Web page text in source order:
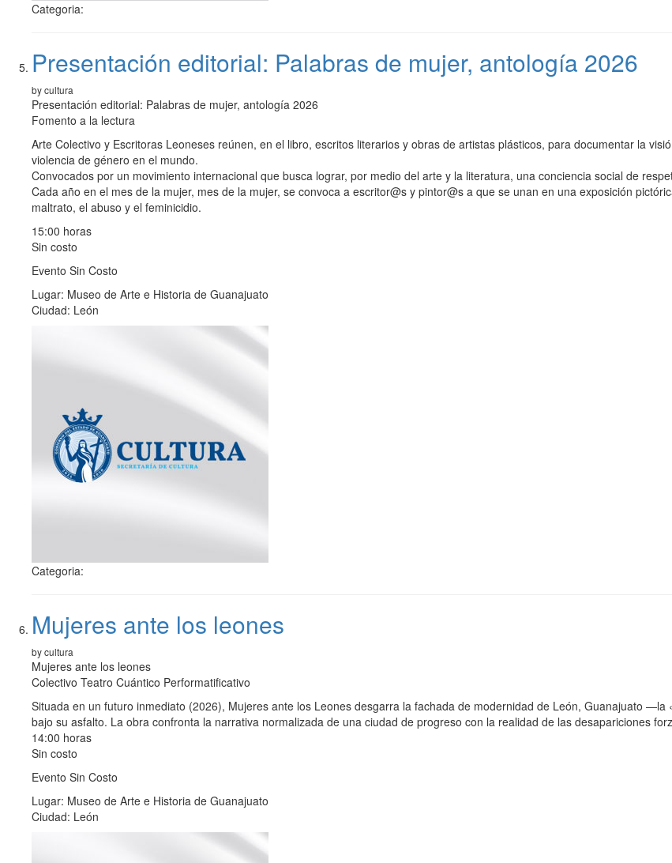
Categoria:
Presentación editorial: Palabras de mujer, antología 2026
by cultura
Presentación editorial: Palabras de mujer, antología 2026
Fomento a la lectura
Arte Colectivo y Escritoras Leoneses reúnen, en el libro, escritos literarios y obras de artistas plásticos, para documentar la
violencia de género en el mundo.
Convocados por un movimiento internacional que busca lograr, por medio del arte y la literatura, una conciencia social de
Cada año en el mes de la mujer, mes de la mujer, se convoca a escritor@s y pintor@s a que se unan en una exposición
maltrato, el abuso y el feminicidio.
15:00 horas
Sin costo
Evento Sin Costo
Lugar: Museo de Arte e Historia de Guanajuato
Ciudad: León
Categoria:
Mujeres ante los leones
by cultura
Mujeres ante los leones
Colectivo Teatro Cuántico Performatificativo
Situada en un futuro inmediato (2026), Mujeres ante los Leones desgarra la fachada de modernidad de León, Guanajuato
bajo su asfalto. La obra confronta la narrativa normalizada de una ciudad de progreso con la realidad de las desapariciones
14:00 horas
Sin costo
Evento Sin Costo
Lugar: Museo de Arte e Historia de Guanajuato
Ciudad: León